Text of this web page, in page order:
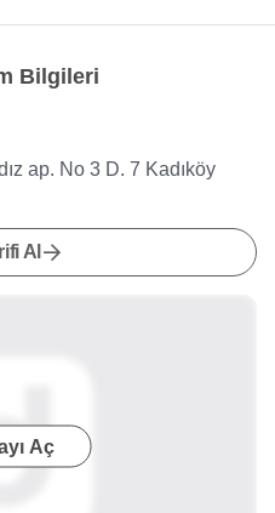
Bilgileri
ap. No 3 D. 7 Kadıköy
Al
Aç